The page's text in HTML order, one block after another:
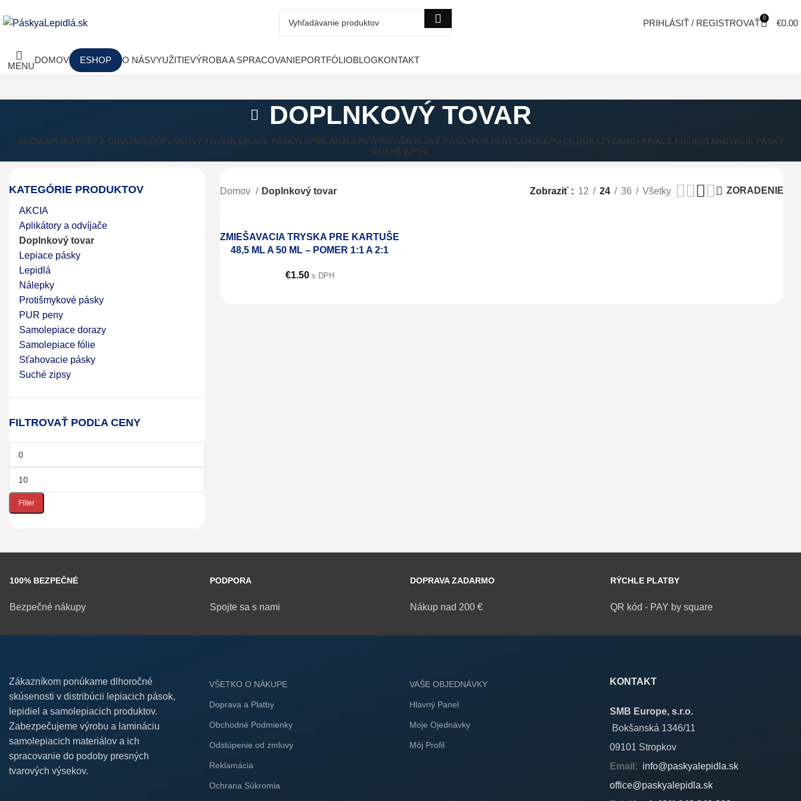
PRIHLÁSIŤ / REGISTROVAŤ 0 €0.00
MENU
DOMOV ESHOP O NÁSVYUŽITIEVÝROBA A SPRACOVANIEPORTFÓLIOBLOGKONTAKT
DOPLNKOVÝ TOVAR
AKCIAAPLIKÁTORY A ODVÍJAČEDOPLNKOVÝ TOVARLEPIACE PÁSKYLEPIDLÁNÁLEPKYPROTIŠMYKOVÉ PÁSKYPUR PENYSAMOLEPIACE DORAZYSAMOLEPIACE FÓLIESŤAHOVACIE PÁSKY
SUCHÉ ZIPSY
KATEGÓRIE PRODUKTOV
AKCIA
Aplikátory a odvíjače
Doplnkový tovar
Lepiace pásky
Lepidlá
Nálepky
Protišmykové pásky
PUR peny
Samolepiace dorazy
Samolepiace fólie
Sťahovacie pásky
Suché zipsy
FILTROVAŤ PODĽA CENY
Filter
Domov Doplnkový tovar Zobraziť 12 24 36 Všetky ZORADENIE
ZMIEŠAVACIA TRYSKA PRE KARTUŠE
48,5 ML A 50 ML – POMER 1:1 A 2:1
€1.50 s DPH
100% BEZPEČNÉ
Bezpečné nákupy
PODPORA
Spojte sa s nami
DOPRAVA ZADARMO
Nákup nad 200 €
RÝCHLE PLATBY
QR kód - PAY by square
Zákazníkom ponúkame dlhoročné
skúsenosti v distribúcii lepiacich pások,
lepidiel a samolepiacich produktov.
Zabezpečujeme výrobu a lamináciu
samolepiacich materiálov a ich
spracovanie do podoby presných
tvarových výsekov.
VŠETKO O NÁKUPE
Doprava a Platby
Obchodné Podmienky
Odstúpenie od zmluvy
Reklamácia
Ochrana Súkromia
VAŠE OBJEDNÁVKY
Hlavný Panel
Moje Ojednávky
Môj Profil
KONTAKT
SMB Europe, s.r.o.
Bokšanská 1346/11
09101 Stropkov
Email: info@paskyalepidla.sk
office@paskyalepidla.sk